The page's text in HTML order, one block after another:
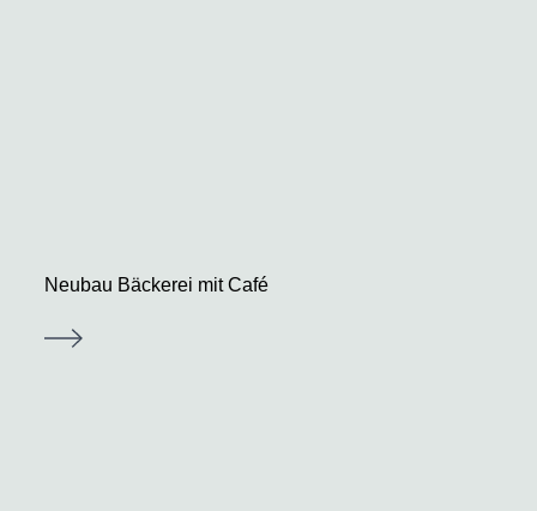
Neubau Bäckerei mit Café